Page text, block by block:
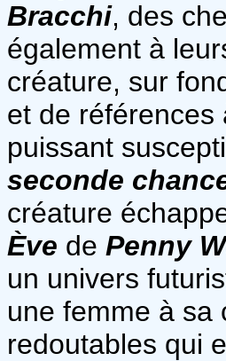
Bracchi, des
également à
créature, sur
et de références
puissant
seconde
créature
Ève de Penny
un univers
une femme à sa
redoutables qui